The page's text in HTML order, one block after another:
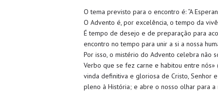
O tema previsto para o encontro é: “A
O Advento é, por excelência, o tempo da
É tempo de desejo e de preparação para
encontro no tempo para unir a si a nossa
Por isso, o mistério do Advento celebra não
Verbo que se fez carne e habitou entre nós»
vinda definitiva e gloriosa de Cristo, Senhor
pleno à História; e abre o nosso olhar para a